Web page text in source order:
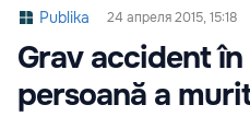
Publika 24 апреля 2015, 15:18
Grav accident
persoană a